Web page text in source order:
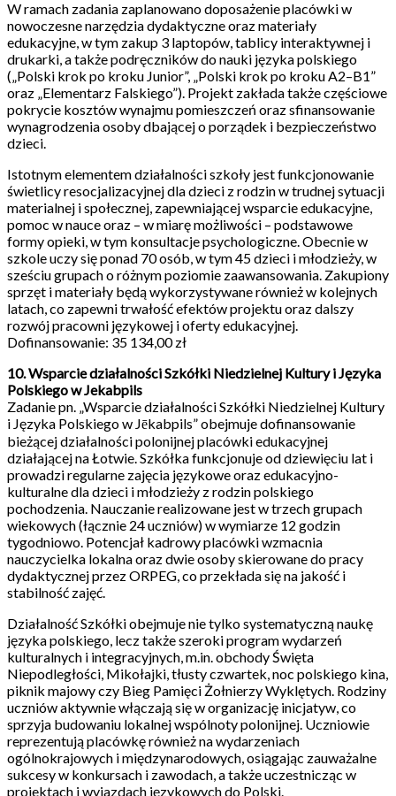
W ramach zadania zaplanowano doposażenie placówki w
nowoczesne narzędzia dydaktyczne oraz materiały
edukacyjne, w tym zakup 3 laptopów, tablicy interaktywnej i
drukarki, a także podręczników do nauki języka polskiego
(„Polski krok po kroku Junior”, „Polski krok po kroku A2–B1”
oraz „Elementarz Falskiego”). Projekt zakłada także częściowe
pokrycie kosztów wynajmu pomieszczeń oraz sfinansowanie
wynagrodzenia osoby dbającej o porządek i bezpieczeństwo
dzieci.
Istotnym elementem działalności szkoły jest funkcjonowanie
świetlicy resocjalizacyjnej dla dzieci z rodzin w trudnej sytuacji
materialnej i społecznej, zapewniającej wsparcie edukacyjne,
pomoc w nauce oraz – w miarę możliwości – podstawowe
formy opieki, w tym konsultacje psychologiczne. Obecnie w
szkole uczy się ponad 70 osób, w tym 45 dzieci i młodzieży, w
sześciu grupach o różnym poziomie zaawansowania. Zakupiony
sprzęt i materiały będą wykorzystywane również w kolejnych
latach, co zapewni trwałość efektów projektu oraz dalszy
rozwój pracowni językowej i oferty edukacyjnej.
Dofinansowanie: 35 134,00 zł
10. Wsparcie działalności Szkółki Niedzielnej Kultury i Języka
Polskiego w Jekabpils
Zadanie pn. „Wsparcie działalności Szkółki Niedzielnej Kultury
i Języka Polskiego w Jēkabpils” obejmuje dofinansowanie
bieżącej działalności polonijnej placówki edukacyjnej
działającej na Łotwie. Szkółka funkcjonuje od dziewięciu lat i
prowadzi regularne zajęcia językowe oraz edukacyjno-
kulturalne dla dzieci i młodzieży z rodzin polskiego
pochodzenia. Nauczanie realizowane jest w trzech grupach
wiekowych (łącznie 24 uczniów) w wymiarze 12 godzin
tygodniowo. Potencjał kadrowy placówki wzmacnia
nauczycielka lokalna oraz dwie osoby skierowane do pracy
dydaktycznej przez ORPEG, co przekłada się na jakość i
stabilność zajęć.
Działalność Szkółki obejmuje nie tylko systematyczną naukę
języka polskiego, lecz także szeroki program wydarzeń
kulturalnych i integracyjnych, m.in. obchody Święta
Niepodległości, Mikołajki, tłusty czwartek, noc polskiego kina,
piknik majowy czy Bieg Pamięci Żołnierzy Wyklętych. Rodziny
uczniów aktywnie włączają się w organizację inicjatyw, co
sprzyja budowaniu lokalnej wspólnoty polonijnej. Uczniowie
reprezentują placówkę również na wydarzeniach
ogólnokrajowych i międzynarodowych, osiągając zauważalne
sukcesy w konkursach i zawodach, a także uczestnicząc w
projektach i wyjazdach językowych do Polski.